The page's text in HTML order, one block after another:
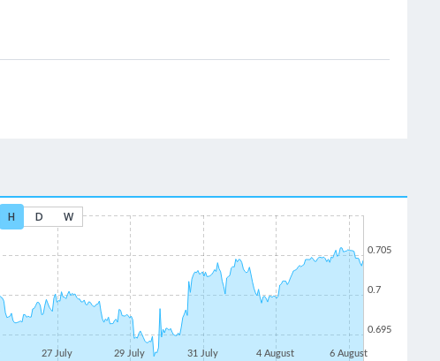
H D W
27 July
29 July
31 July
4 August
6 August
0.695
0.7
0.705